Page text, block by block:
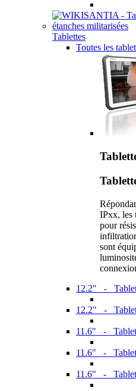
Tablettes
Toutes les
IPxx, les
pour
sont
12.2" -
12.2" -
11.6" -
11.6" -
11.6" -